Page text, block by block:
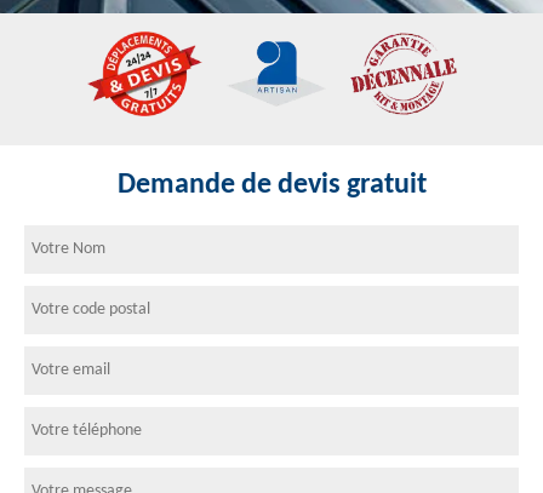
Demande de devis gratuit